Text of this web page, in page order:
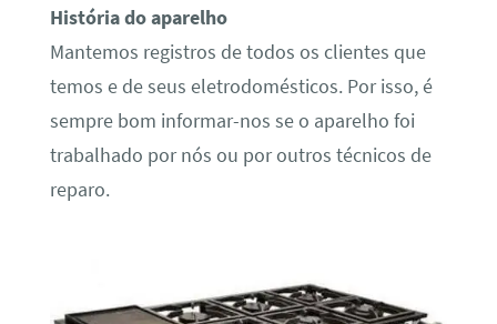
História do aparelho
Mantemos registros de todos os clientes que
temos e de seus eletrodomésticos. Por isso, é
sempre bom informar-nos se o aparelho foi
trabalhado por nós ou por outros técnicos de
reparo.